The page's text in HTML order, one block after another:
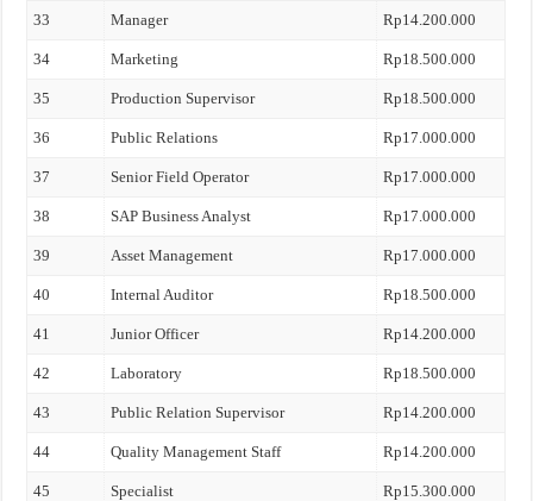
33 Manager Rp14.200.000
34 Marketing Rp18.500.000
35 Production Supervisor Rp18.500.000
36 Public Relations Rp17.000.000
37 Senior Field Operator Rp17.000.000
38 SAP Business Analyst Rp17.000.000
39 Asset Management Rp17.000.000
40 Internal Auditor Rp18.500.000
41 Junior Officer Rp14.200.000
42 Laboratory Rp18.500.000
43 Public Relation Supervisor Rp14.200.000
44 Quality Management Staff Rp14.200.000
45 Specialist Rp15.300.000